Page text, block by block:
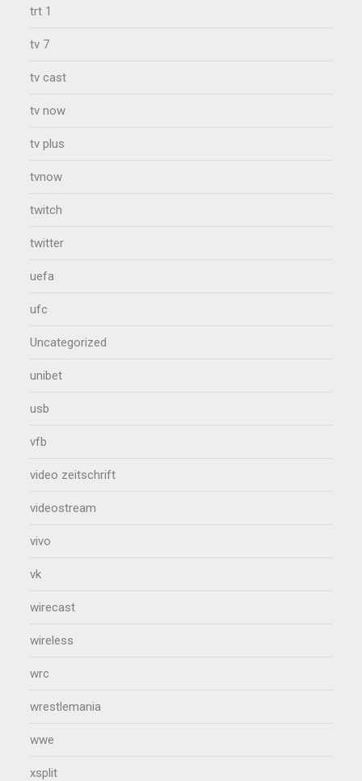
trt 1
tv 7
tv cast
tv now
tv plus
tvnow
twitch
twitter
uefa
ufc
Uncategorized
unibet
usb
vfb
video zeitschrift
videostream
vivo
vk
wirecast
wireless
wrc
wrestlemania
wwe
xsplit